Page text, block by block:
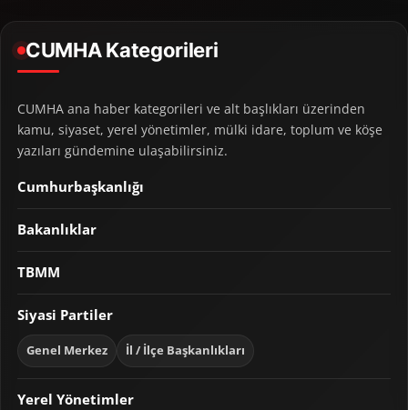
CUMHA Kategorileri
CUMHA ana haber kategorileri ve alt başlıkları üzerinden
kamu, siyaset, yerel yönetimler, mülki idare, toplum ve köşe
yazıları gündemine ulaşabilirsiniz.
Cumhurbaşkanlığı
Bakanlıklar
TBMM
Siyasi Partiler
Genel Merkez İl / İlçe Başkanlıkları
Yerel Yönetimler